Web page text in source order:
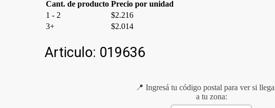
Cant. de producto Precio por unidad
1 - 2
$2.216
3+
$2.014
Articulo: 019636
📍 Ingresá tu código postal para ver si
a tu zona: